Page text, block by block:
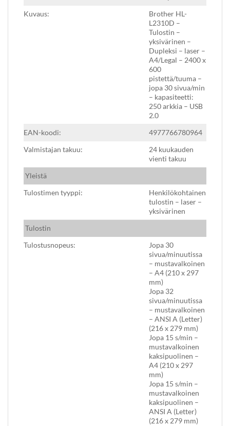
Kuvaus:
Brother HL-
L2310D –
Tulostin –
yksivärinen –
Dupleksi – laser –
A4/Legal – 2400 x
600
pistettä/tuuma –
jopa 30 sivua/min
– kapasiteetti:
250 arkkia – USB
2.0
EAN-koodi:
4977766780964
Valmistajan takuu:
24 kuukauden
vienti takuu
Yleistä
Tulostimen tyyppi:
Henkilökohtainen
tulostin – laser –
yksivärinen
Tulostin
Tulostusnopeus:
Jopa 30
sivua/minuutissa
– mustavalkoinen
– A4 (210 x 297
mm)
Jopa 32
sivua/minuutissa
– mustavalkoinen
– ANSI A (Letter)
(216 x 279 mm)
Jopa 15 s/min –
mustavalkoinen
kaksipuolinen –
A4 (210 x 297
mm)
Jopa 15 s/min –
mustavalkoinen
kaksipuolinen –
ANSI A (Letter)
(216 x 279 mm)